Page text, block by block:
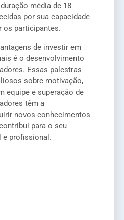
média de 18
por sua capacidade
os participantes.
de investir em
é o desenvolvimento
Essas palestras
sobre motivação,
equipe e superação de
têm a
novos conhecimentos
para o seu
e profissional.